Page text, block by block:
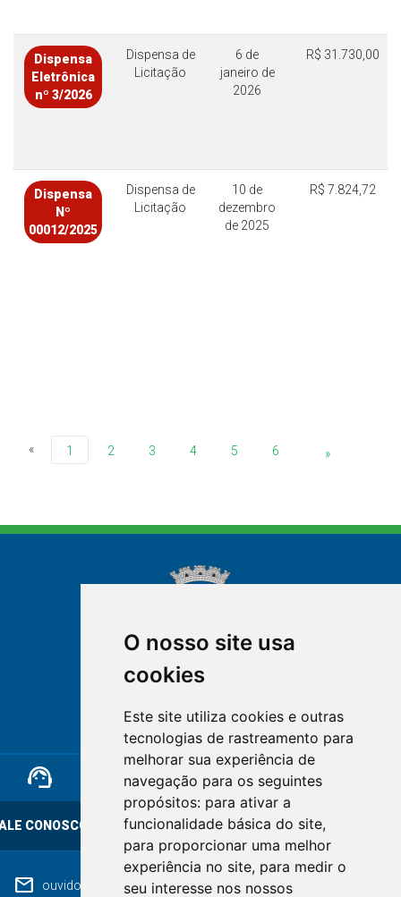
O nosso site usa
cookies
Este site utiliza cookies e outras
tecnologias de rastreamento para
melhorar sua experiência de
navegação para os seguintes
propósitos: para ativar a
funcionalidade básica do site,
para proporcionar uma melhor
experiência no site, para medir o
seu interesse nos nossos
Dispensa
Eletrônica
nº 3/2026
Dispensa de
Licitação
6 de
janeiro de
2026
R$ 31.730,00
Dispensa
Nº
00012/2025
Dispensa de
Licitação
10 de
dezembro
de 2025
R$ 7.824,72
« 1 2 3 4 5 6 »
NOVA FRIBURGO
RIO DE JANEIRO
mail ouvidoriageral@pmnf.rj.gov.br
support_agent
CONOSCO
mail
OUVIDORIA